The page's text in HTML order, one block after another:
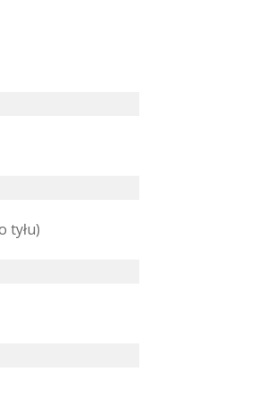
tyłu)